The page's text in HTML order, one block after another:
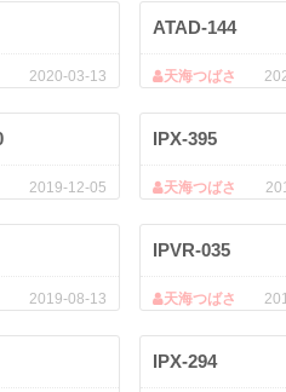
2020-03-13
ATAD-144
天海つばさ
2019-12-05
IPX-395
天海つばさ
2019-08-13
IPVR-035
天海つばさ
IPX-294